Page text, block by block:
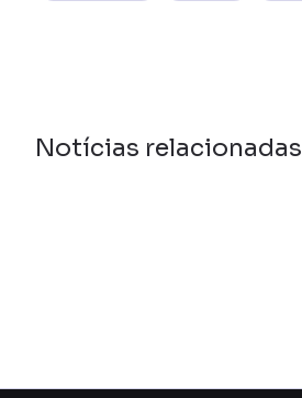
Notícias relacionadas